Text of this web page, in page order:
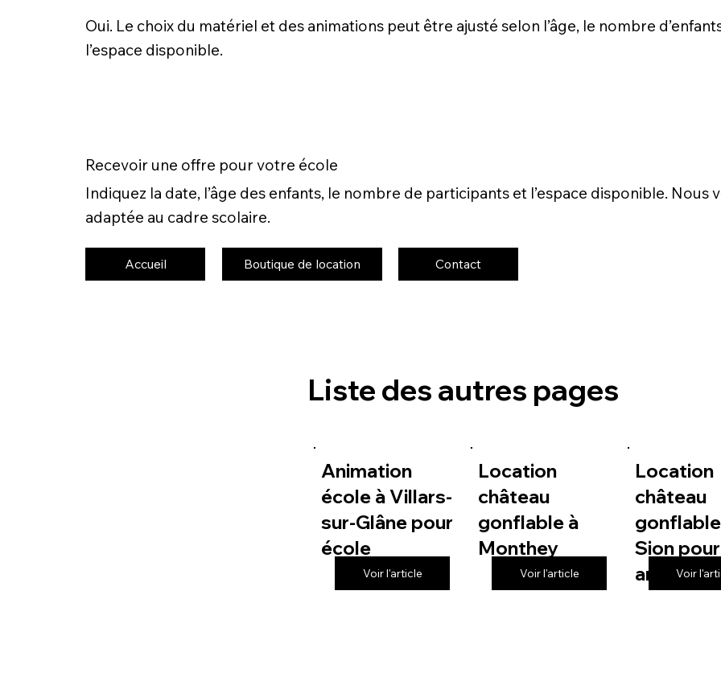
Oui. Le choix du matériel et des animations peut être ajusté selon l’âge, le nombre
l’espace disponible.
Recevoir une offre pour votre école
Indiquez la date, l’âge des enfants, le nombre de participants et l’espace disponible.
adaptée au cadre scolaire.
Accueil Boutique de location Contact
Liste des autres pages
Animation
école à Villars-
sur-Glâne pour
école
Voir l'article
Location
château
gonflable à
Monthey
Voir l'article
Location
château
Sion pour
Voir